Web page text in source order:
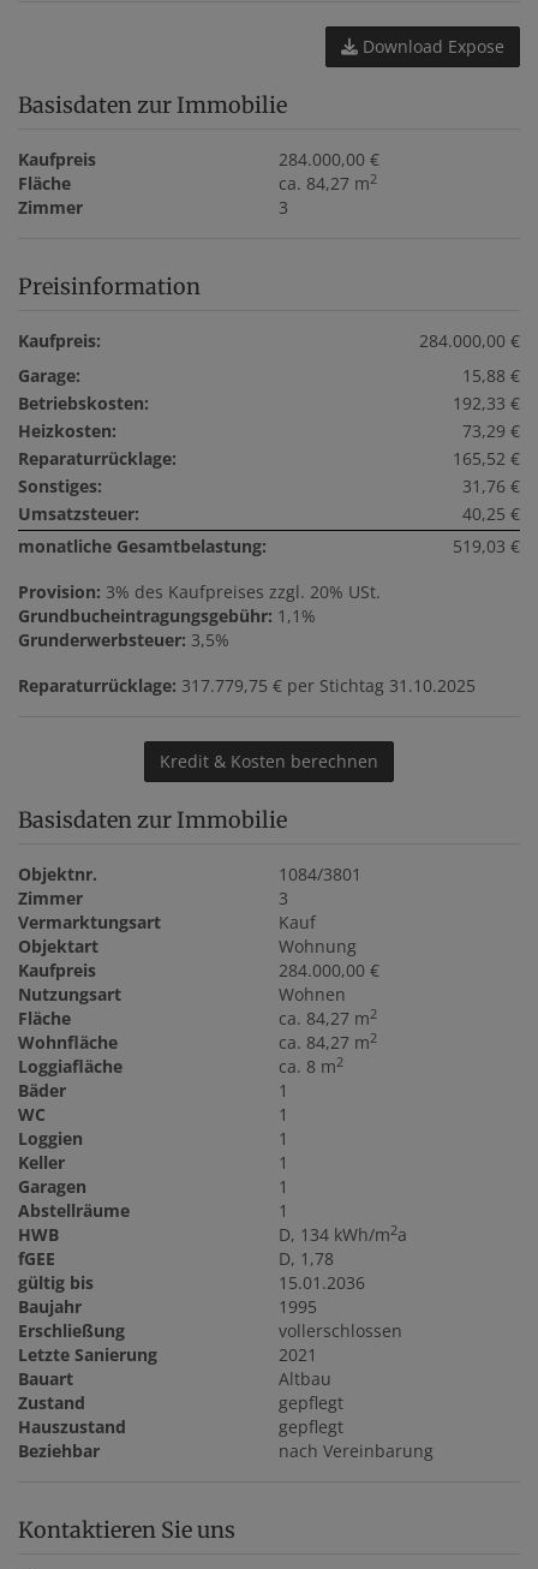
Download Expose
Basisdaten zur Immobilie
Kaufpreis
284.000,00 €
Fläche
ca. 84,27 m2
Zimmer 3
Preisinformation
Kaufpreis:
284.000,00 €
Garage:
15,88 €
Betriebskosten:
192,33 €
Heizkosten:
73,29 €
Reparaturrücklage:
165,52 €
Sonstiges:
31,76 €
Umsatzsteuer:
40,25 €
monatliche Gesamtbelastung:
519,03 €
Provision: 3% des Kaufpreises zzgl. 20% USt.
Grundbucheintragungsgebühr: 1,1%
Grunderwerbsteuer: 3,5%
Reparaturrücklage: 317.779,75 € per Stichtag 31.10.2025
Kredit & Kosten berechnen
Basisdaten zur Immobilie
Objektnr.
1084/3801
Zimmer
3
Vermarktungsart
Kauf
Objektart
Wohnung
Kaufpreis
284.000,00 €
Nutzungsart
Wohnen
Fläche
ca. 84,27 m2
Wohnfläche ca. 84,27 m2
Loggiafläche ca. 8 m2
Bäder
1
WC
1
Loggien
1
Keller
1
Garagen
1
Abstellräume
1
HWB
D, 134 kWh/m2a
fGEE
D, 1,78
gültig bis
15.01.2036
Baujahr
1995
Erschließung
vollerschlossen
Letzte Sanierung
2021
Bauart
Altbau
Zustand
gepflegt
Hauszustand
gepflegt
Beziehbar
nach Vereinbarung
Kontaktieren Sie uns